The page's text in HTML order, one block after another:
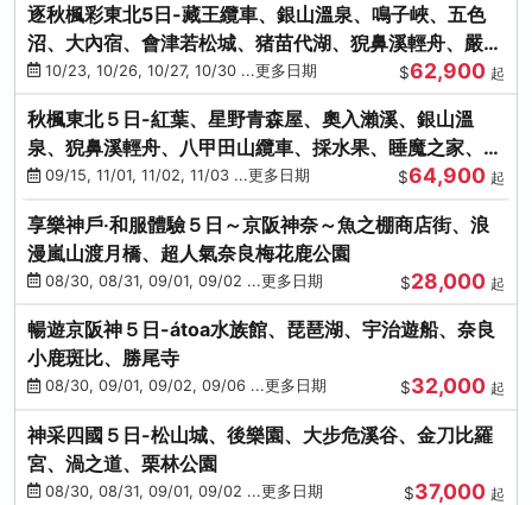
逐秋楓彩東北5日-藏王纜車、銀山溫泉、鳴子峽、五色
沼、大內宿、會津若松城、猪苗代湖、猊鼻溪輕舟、嚴美
溪、松島海灣遊船
10/23, 10/26, 10/27, 10/30 ...更多日期 $62,900 起
秋楓東北５日-紅葉、星野青森屋、奧入瀨溪、銀山溫
泉、猊鼻溪輕舟、八甲田山纜車、採水果、睡魔之家、法
式料理(不進免稅店)
09/15, 11/01, 11/02, 11/03 ...更多日期 $64,900 起
享樂神戶‧和服體驗５日～京阪神奈～魚之棚商店街、浪
漫嵐山渡月橋、超人氣奈良梅花鹿公園
08/30, 08/31, 09/01, 09/02 ...更多日期 $28,000 起
暢遊京阪神５日-átoa水族館、琵琶湖、宇治遊船、奈良
小鹿斑比、勝尾寺
08/30, 09/01, 09/02, 09/06 ...更多日期 $32,000 起
神采四國５日-松山城、後樂園、大步危溪谷、金刀比羅
宮、渦之道、栗林公園
08/30, 08/31, 09/01, 09/02 ...更多日期 $37,000 起